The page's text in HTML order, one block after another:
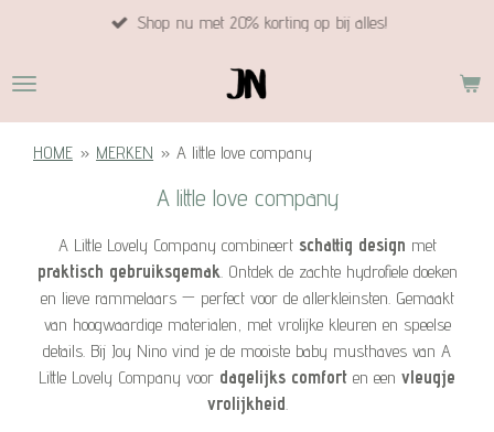
naar
hoofdinhoud
Shop nu met 20% korting op bij alles!
HOME » MERKEN » A little love company
A little love company
A Little Lovely Company combineert schattig design met
praktisch gebruiksgemak . Ontdek de zachte hydrofiele doeken
en lieve rammelaars — perfect voor de allerkleinsten. Gemaakt
van hoogwaardige materialen, met vrolijke kleuren en speelse
details. Bij Joy Nino vind je de mooiste baby musthaves van A
Little Lovely Company voor dagelijks comfort en een vleugje
vrolijkheid